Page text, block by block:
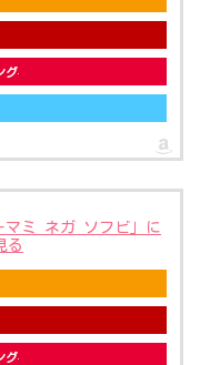
グ
マミ ネガ ソフビ」に
る
グ